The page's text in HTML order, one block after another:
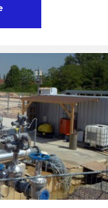
вMAX. Он
интернет.
ДзениVK.
Telegram
VK